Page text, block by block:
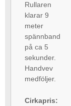
Rullaren
klarar 9
meter
spännband
på ca 5
sekunder.
Handvev
medföljer.
Cirkapris: